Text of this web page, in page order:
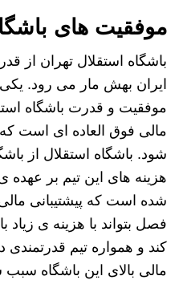
موفقیت های
باشگاه استقلال تهران از
ایران بهش مار می رود. یکی
موفقیت و قدرت باشگاه
مالی فوق العاده ای است
شود. باشگاه استقلال از
هزینه های این تیم بر
شده است که پیشتیبانی
فصل بتواند با هزینه ی
کند و همواره تیم قدرتمندی
مالی بالای این باشگاه